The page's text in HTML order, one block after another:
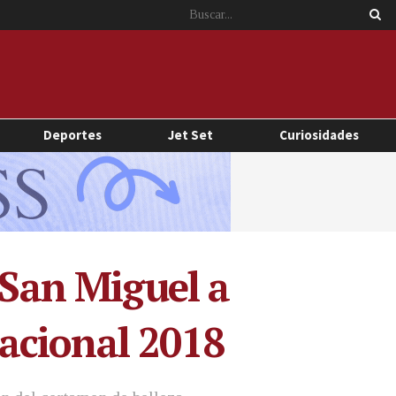
Deportes Jet Set Curiosidades
Miguel a
2018